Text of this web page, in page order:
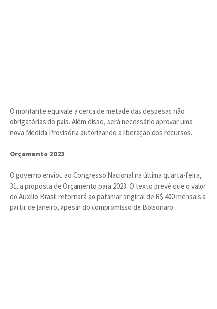
O montante equivale a cerca de metade das despesas não
obrigatórias do país. Além disso, será necessário aprovar uma
nova Medida Provisória autorizando a liberação dos recursos.
Orçamento 2023
O governo enviou ao Congresso Nacional na última quarta-feira,
31, a proposta de Orçamento para 2023. O texto prevê que o valor
do Auxílio Brasil retornará ao patamar original de R$ 400 mensais a
partir de janeiro, apesar do compromisso de Bolsonaro.